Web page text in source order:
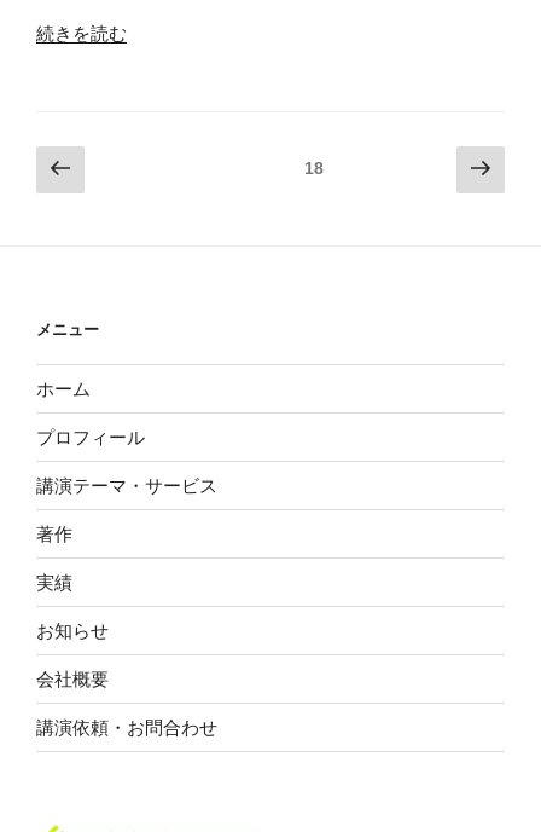
“【買
わ
ね
ん
３
話
「落
ち
こ
ぼ
れ
か
ら
の
出
発」”
の
続きを読む
投
稿
ジ
送
り
前
の
18
次
の
メニュー
ホーム
プロフィール
講演テーマ・サービス
著作
実績
お知らせ
会社概要
講演依頼・お問合わせ